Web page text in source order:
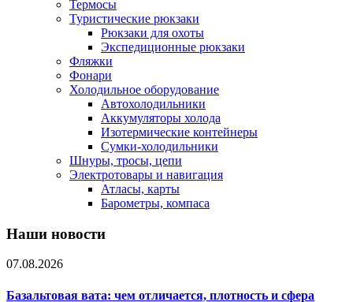
Термосы
Туристические рюкзаки
Рюкзаки для охоты
Экспедиционные рюкзаки
Фляжки
Фонари
Холодильное оборудование
Автохолодильники
Аккумуляторы холода
Изотермические контейнеры
Сумки-холодильники
Шнуры, тросы, цепи
Электротовары и навигация
Атласы, карты
Барометры, компаса
Наши новости
07.08.2026
Базальтовая вата: чем отличается, плотность и сфера